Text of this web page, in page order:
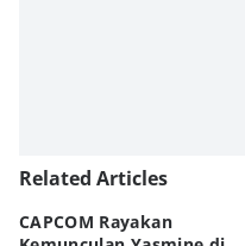
Related Articles
CAPCOM Rayakan